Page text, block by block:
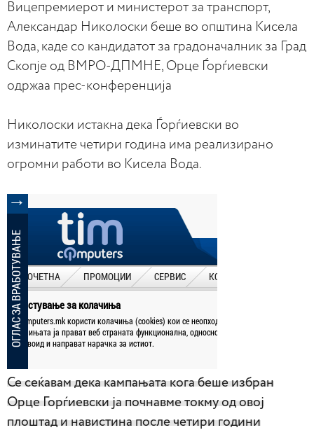
Вицепремиерот и министерот за транспорт,
Александар Николоски беше во општина Кисела
Вода, каде со кандидатот за градоначалник за Град
Скопје од ВМРО-ДПМНЕ, Орце Ѓорѓиевски
одржаа прес-конференција
Николоски истакна дека Ѓорѓиевски во
изминатите четири година има реализирано
огромни работи во Кисела Вода.
Се сеќавам дека кампањата кога беше избран
Орце Горѓиевски ја почнавме токму од овој
плоштад и навистина после четири години